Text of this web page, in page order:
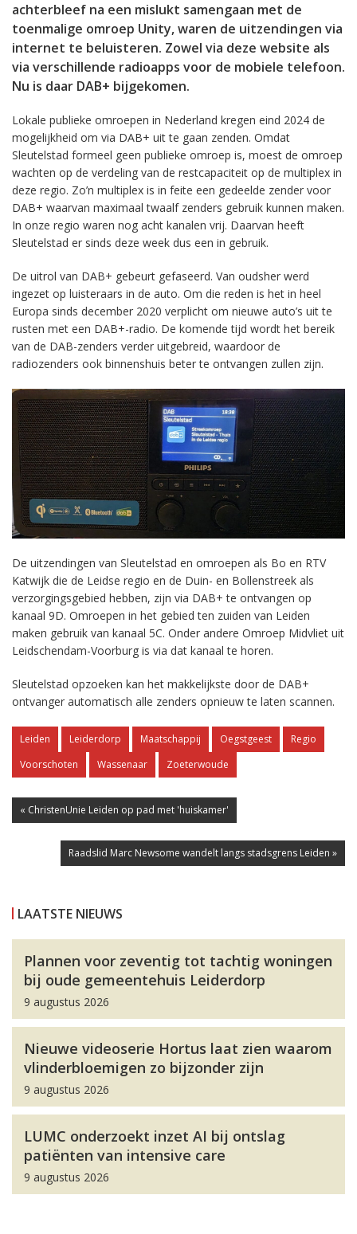
achterbleef na een mislukt samengaan met de
toenmalige omroep Unity, waren de uitzendingen via
internet te beluisteren. Zowel via deze website als
via verschillende radioapps voor de mobiele telefoon.
Nu is daar DAB+ bijgekomen.
Lokale publieke omroepen in Nederland kregen eind 2024 de
mogelijkheid om via DAB+ uit te gaan zenden. Omdat
Sleutelstad formeel geen publieke omroep is, moest de omroep
wachten op de verdeling van de restcapaciteit op de multiplex in
deze regio. Zo’n multiplex is in feite een gedeelde zender voor
DAB+ waarvan maximaal twaalf zenders gebruik kunnen maken.
In onze regio waren nog acht kanalen vrij. Daarvan heeft
Sleutelstad er sinds deze week dus een in gebruik.
De uitrol van DAB+ gebeurt gefaseerd. Van oudsher werd
ingezet op luisteraars in de auto. Om die reden is het in heel
Europa sinds december 2020 verplicht om nieuwe auto’s uit te
rusten met een DAB+-radio. De komende tijd wordt het bereik
van de DAB-zenders verder uitgebreid, waardoor de
radiozenders ook binnenshuis beter te ontvangen zullen zijn.
De uitzendingen van Sleutelstad en omroepen als Bo en RTV
Katwijk die de Leidse regio en de Duin- en Bollenstreek als
verzorgingsgebied hebben, zijn via DAB+ te ontvangen op
kanaal 9D. Omroepen in het gebied ten zuiden van Leiden
maken gebruik van kanaal 5C. Onder andere Omroep Midvliet uit
Leidschendam-Voorburg is via dat kanaal te horen.
Sleutelstad opzoeken kan het makkelijkste door de DAB+
ontvanger automatisch alle zenders opnieuw te laten scannen.
Leiden Leiderdorp Maatschappij Oegstgeest
Regio
Voorschoten
Wassenaar Zoeterwoude
« ChristenUnie Leiden op pad met 'huiskamer'
Raadslid Marc Newsome wandelt langs stadsgrens Leiden »
LAATSTE NIEUWS
Plannen voor zeventig tot tachtig woningen
bij oude gemeentehuis Leiderdorp
9 augustus 2026
Nieuwe videoserie Hortus laat zien waarom
vlinderbloemigen zo bijzonder zijn
9 augustus 2026
LUMC onderzoekt inzet AI bij ontslag
patiënten van intensive care
9 augustus 2026